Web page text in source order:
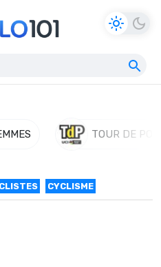
TOUR DE
CYCLISME